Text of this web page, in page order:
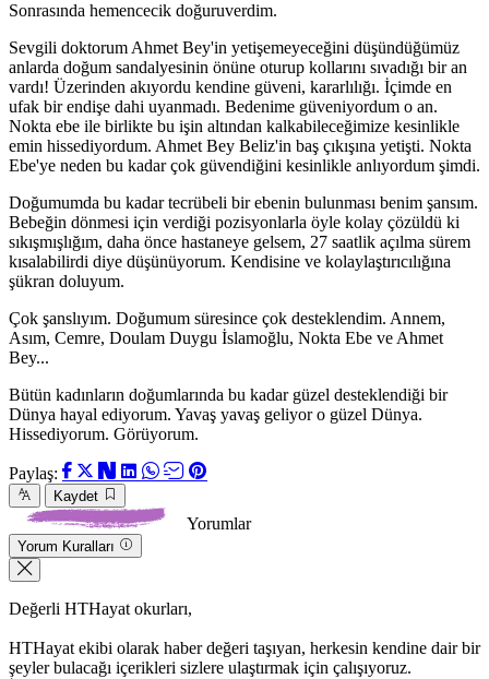
Sonrasında hemencecik doğuruverdim.
Sevgili doktorum Ahmet Bey'in yetişemeyeceğini düşündüğümüz
anlarda doğum sandalyesinin önüne oturup kollarını sıvadığı bir an
vardı! Üzerinden akıyordu kendine güveni, kararlılığı. İçimde en
ufak bir endişe dahi uyanmadı. Bedenime güveniyordum o an.
Nokta ebe ile birlikte bu işin altından kalkabileceğimize kesinlikle
emin hissediyordum. Ahmet Bey Beliz'in baş çıkışına yetişti. Nokta
Ebe'ye neden bu kadar çok güvendiğini kesinlikle anlıyordum şimdi.
Doğumumda bu kadar tecrübeli bir ebenin bulunması benim şansım.
Bebeğin dönmesi için verdiği pozisyonlarla öyle kolay çözüldü ki
sıkışmışlığım, daha önce hastaneye gelsem, 27 saatlik açılma sürem
kısalabilirdi diye düşünüyorum. Kendisine ve kolaylaştırıcılığına
şükran doluyum.
Çok şanslıyım. Doğumum süresince çok desteklendim. Annem,
Asım, Cemre, Doulam Duygu İslamoğlu, Nokta Ebe ve Ahmet
Bey...
Bütün kadınların doğumlarında bu kadar güzel desteklendiği bir
Dünya hayal ediyorum. Yavaş yavaş geliyor o güzel Dünya.
Hissediyorum. Görüyorum.
Paylaş:
Kaydet
Yorumlar
Yorum Kuralları
Değerli HTHayat okurları,
HTHayat ekibi olarak haber değeri taşıyan, herkesin kendine dair bir
şeyler bulacağı içerikleri sizlere ulaştırmak için çalışıyoruz.